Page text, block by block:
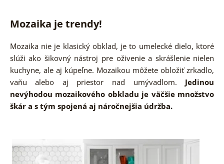
Mozaika je trendy!
Mozaika nie je klasický obklad, je to umelecké dielo, ktoré
slúži ako šikovný nástroj pre oživenie a skrášlenie nielen
kuchyne, ale aj kúpeľne. Mozaikou môžete obložiť zrkadlo,
vaňu alebo aj priestor nad umývadlom.
Jedinou
nevýhodou mozaikového obkladu je väčšie množstvo
škár a s tým spojená aj náročnejšia údržba.